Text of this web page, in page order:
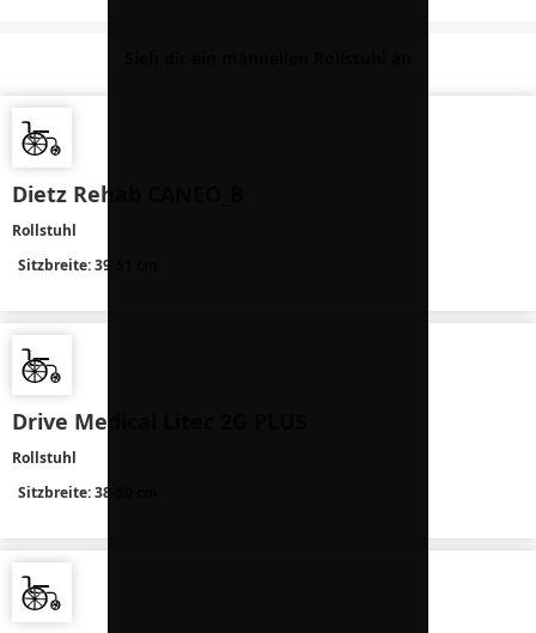
Dietz Rehab CANEO_B
Rollstuhl
Sitzbreite: 39-51 cm
Drive Medical Litec 2G PLUS
Rollstuhl
Sitzbreite: 38-50 cm